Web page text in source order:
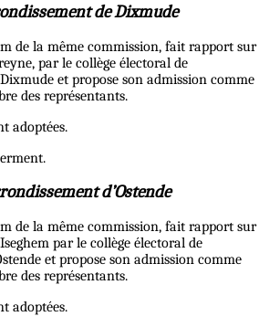
de Dixmude
de la même commission, fait rapport sur
par le collège électoral de
et propose son admission comme
des représentants.
adoptées.
d’Ostende
de la même commission, fait rapport sur
par le collège électoral de
et propose son admission comme
des représentants.
adoptées.